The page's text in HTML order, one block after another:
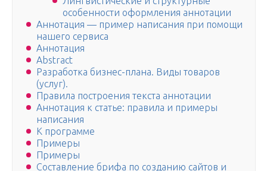
особенности оформления аннотации
Аннотация — пример написания при помощи
нашего сервиса
Аннотация
Abstract
Разработка бизнес-плана. Виды товаров
(услуг).
Правила построения текста аннотации
Аннотация к статье: правила и примеры
написания
К программе
Примеры
Примеры
Составление брифа по созданию сайтов и